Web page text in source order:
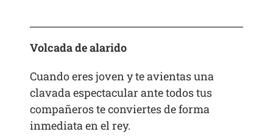
Volcada de alarido
Cuando eres joven y te avientas una
clavada espectacular ante todos tus
compañeros te conviertes de forma
inmediata en el rey.